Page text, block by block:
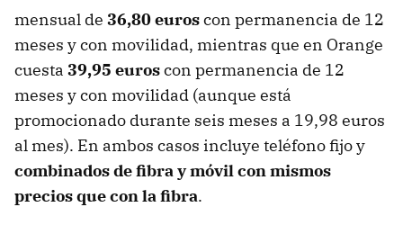
mensual de 36,80 euroscon permanencia de 12
meses y con movilidad, mientras que en Orange
cuesta 39,95 euroscon permanencia de 12
meses y con movilidad (aunque está
promocionado durante seis meses a 19,98 euros
al mes). En ambos casos incluye teléfono fijo y
combinados de fibra y móvil con mismos
precios que con la fibra.